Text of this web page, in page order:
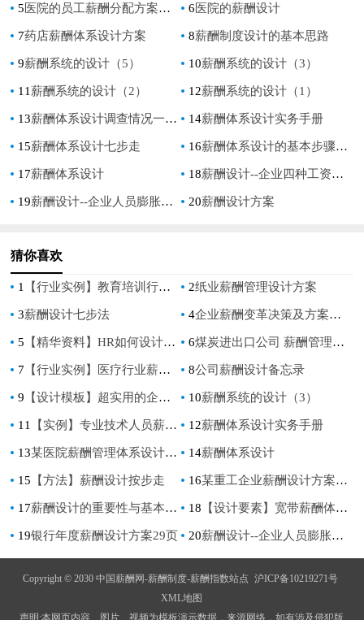
5 医院的员工薪酬分配方案设计 6 医院的薪酬设计
7药店薪酬体系设计方案 8薪酬制度设计的基本思路
9薪酬系统的设计（5） 10薪酬系统的设计（3）
11薪酬系统的设计（2） 12薪酬系统的设计（1）
13薪酬体系设计调查情况一览表 14薪酬体系设计实务手册
15薪酬体系设计七步走 16薪酬体系设计的基本步骤与内容
17薪酬体系设计 18薪酬设计--企业四种工资制度比较
19薪酬设计--企业人员膨胀时的薪酬设计 20薪酬设计方案
猜你喜欢
1 【行业实例】教育培训行业薪酬体系设计方案 2纸业薪酬管理设计方案
3薪酬设计七步法 4企业薪酬变革决策及方案设计
5 【精华资料】HR如何设计宽带薪酬？（设计指导） 6煤炭进出口公司 薪酬管理办法
7 【行业实例】医疗行业薪酬体系设计方案 8公司薪酬设计备忘录
9 【设计模板】超实用的企业宽带薪酬设计案例 10薪酬系统的设计（3）
11 【实例】专业技术人员薪酬设计 12薪酬体系设计实务手册
13某医院薪酬管理体系设计方案) 14薪酬体系设计
15 【方法】薪酬设计按步走 16某重工企业薪酬设计方案（37页）
17薪酬设计的重要性与基本命题 18 【设计要素】宽带薪酬体系的设计流程4大要素
19银行年度薪酬设计方案29页 20薪酬设计--企业人员膨胀时的薪酬设计
Copyright © 2030 中国薪酬网-薪酬制度-薪酬指数站点 沪ICP备10219271号
XML地图
声明:本网页内容、图片、视频为模板演示数据，来源网络，如有涉及侵犯版